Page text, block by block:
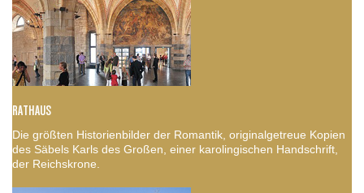
RATHAUS
Die größten Historienbilder der Romantik, originalgetreue Kopien
des Säbels Karls des Großen, einer karolingischen Handschrift,
der Reichskrone.